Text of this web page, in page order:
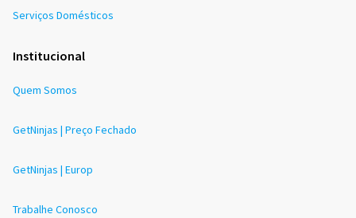
Serviços Domésticos
Institucional
Quem Somos
GetNinjas | Preço Fechado
GetNinjas | Europ
Trabalhe Conosco